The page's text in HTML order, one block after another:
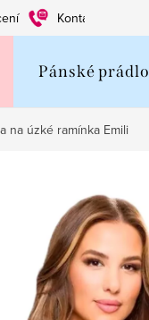
Kontakty
Pánské prádlo
na úzké ramínka Emili